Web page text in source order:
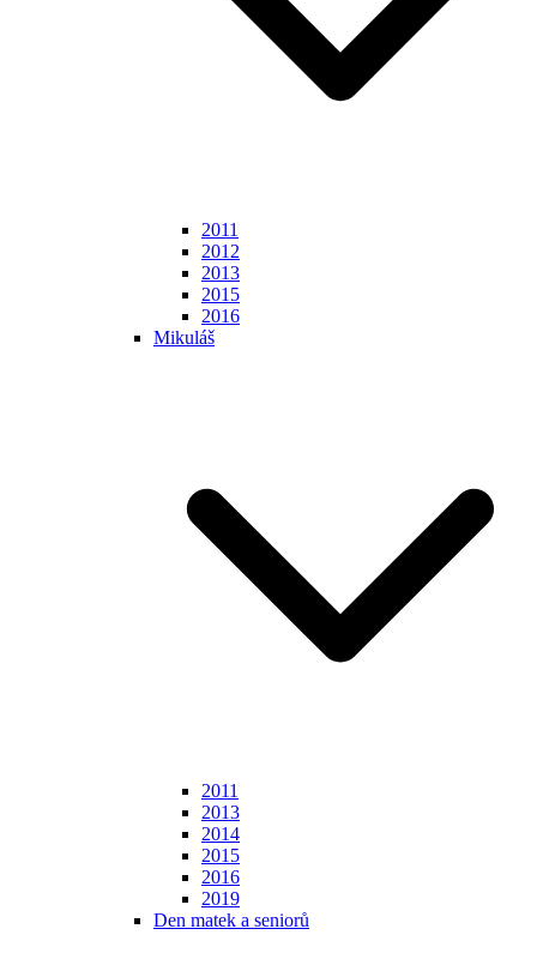
2011
2012
2013
2015
2016
Mikuláš
2011
2013
2014
2015
2016
2019
Den matek a seniorů